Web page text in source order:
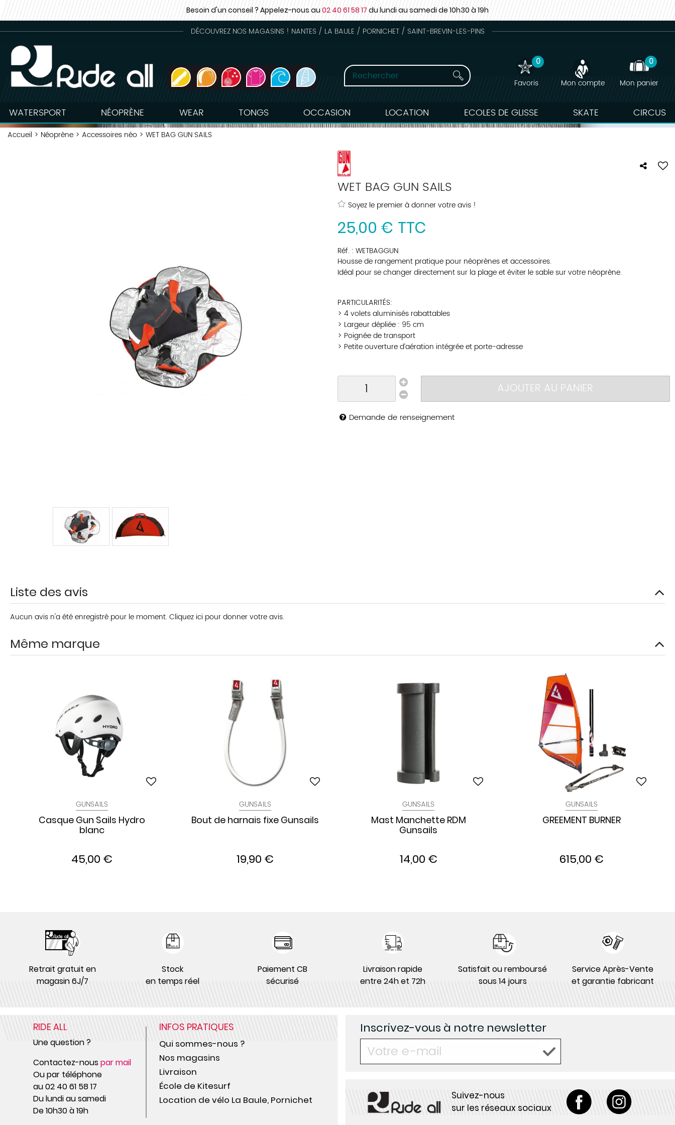
Besoin d'un conseil ? Appelez-nous au02 40 61 58 17 du lundi au samedide 10h30 à 19h
DÉCOUVREZ NOS MAGASINS ! NANTES / LA BAULE / PORNICHET / SAINT-BREVIN-LES-PINS
0
Favoris
Mon compte
0
Mon panier
WATERSPORT NÉOPRÈNE WEAR TONGS OCCASION LOCATION ECOLES DE GLISSE SKATE CIRCUS
Accueil > Néoprène > Accessoires néo > WET BAG GUN SAILS
WET BAG GUN SAILS
Soyez le premier à donner votre avis !
25,00 € TTC
Réf. : WETBAGGUN
Housse de rangement pratique pour néoprènes et accessoires.
Idéal pour se changer directement sur la plage et éviter le sable sur votre néoprène.
PARTICULARITÉS:
> 4 volets aluminisés rabattables
> Largeur dépliée : 95 cm
> Poignée de transport
> Petite ouverture d’aération intégrée et porte-adresse
AJOUTER AU PANIER
Demande de renseignement
Liste des avis
Aucun avis n'a été enregistré pour le moment. Cliquez ici pour donner votre avis.
Même marque
GUNSAILS
Casque Gun Sails Hydro
blanc
45,00 €
GUNSAILS
Bout de harnais fixe Gunsails
19,90 €
GUNSAILS
Mast Manchette RDM
Gunsails
14,00 €
GUNSAILS
GREEMENT BURNER
615,00 €
Retrait gratuit en
magasin 6J/7
Stock
en temps réel
Paiement CB
sécurisé
Livraison rapide
entre 24h et 72h
Satisfait ou remboursé
sous 14 jours
Service Après-Vente
et garantie fabricant
RIDE ALL
Une question ?
Contactez-nouspar mail
Ou par téléphone
au 02 40 61 58 17
Du lundi au samedi
De 10h30 à 19h
INFOS PRATIQUES
Qui sommes-nous ?
Nos magasins
Livraison
École de Kitesurf
Location de vélo La Baule, Pornichet
Inscrivez-vous à notre newsletter
Suivez-nous
sur les réseaux sociaux